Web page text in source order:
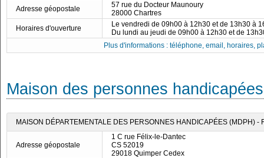
Adresse géopostale
57 rue du Docteur Maunoury
28000 Chartres
Horaires d'ouverture
Le vendredi de 09h00 à 12h30 et de 13h30 à
Du lundi au jeudi de 09h00 à 12h30 et de
Plus d'informations : téléphone, email, horaires,
Maison des personnes
MAISON DÉPARTEMENTALE DES PERSONNES HANDICAPÉES (MDPH) -
Adresse géopostale
1 C rue Félix-le-Dantec
CS 52019
29018 Quimper Cedex